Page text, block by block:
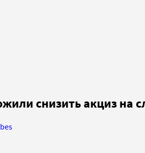
снизить акциз на